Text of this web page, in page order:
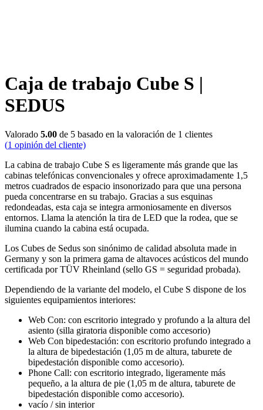
Caja de trabajo Cube S |
SEDUS
Valorado 5.00 de 5 basado en la valoración de 1 clientes
(1 opinión del cliente)
La cabina de trabajo Cube S es ligeramente más grande que las
cabinas telefónicas convencionales y ofrece aproximadamente 1,5
metros cuadrados de espacio insonorizado para que una persona
pueda concentrarse en su trabajo. Gracias a sus esquinas
redondeadas, esta caja se integra armoniosamente en diversos
entornos. Llama la atención la tira de LED que la rodea, que se
ilumina cuando la cabina está ocupada.
Los Cubes de Sedus son sinónimo de calidad absoluta made in
Germany y son la primera gama de altavoces acústicos del mundo
certificada por TÜV Rheinland (sello GS = seguridad probada).
Dependiendo de la variante del modelo, el Cube S dispone de los
siguientes equipamientos interiores:
Web Con: con escritorio integrado y profundo a la altura del
asiento (silla giratoria disponible como accesorio)
Web Con bipedestación: con escritorio profundo integrado a
la altura de bipedestación (1,05 m de altura, taburete de
bipedestación disponible como accesorio).
Phone Call: con escritorio integrado, ligeramente más
pequeño, a la altura de pie (1,05 m de altura, taburete de
bipedestación disponible como accesorio).
vacío / sin interior